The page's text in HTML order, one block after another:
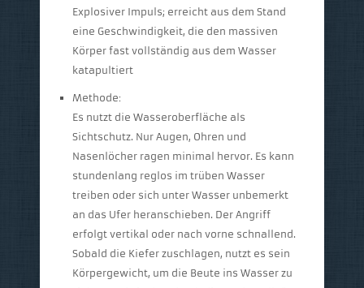
Explosiver Impuls; erreicht aus dem Stand
eine Geschwindigkeit, die den massiven
Körper fast vollständig aus dem Wasser
katapultiert
Methode:
Es nutzt die Wasseroberfläche als
Sichtschutz. Nur Augen, Ohren und
Nasenlöcher ragen minimal hervor. Es kann
stundenlang reglos im trüben Wasser
treiben oder sich unter Wasser unbemerkt
an das Ufer heranschieben. Der Angriff
erfolgt vertikal oder nach vorne schnallend.
Sobald die Kiefer zuschlagen, nutzt es sein
Körpergewicht, um die Beute ins Wasser zu